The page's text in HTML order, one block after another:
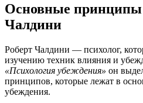
Основные принципы
Чалдини
Роберт Чалдини — психолог,
изучению техник влияния и
«Психология убеждения» он
принципов, которые лежат в
убеждения.